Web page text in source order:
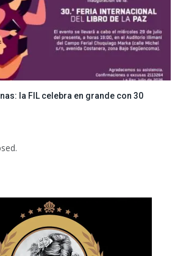
la FIL celebra en grande con 30